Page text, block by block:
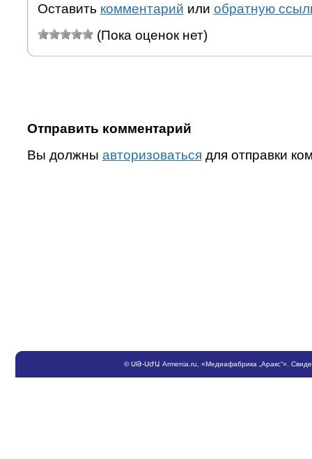
Оставить комментарий или обратную
(Пока оценок нет)
Отправить комментарий
Вы должны авторизоваться для отправки
©ՍԹ-ՍԺԱ Armenia.ru , «Медиафабрика „Аракс“».